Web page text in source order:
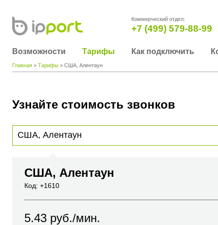
Коммерческий отдел:
+7 (499) 579-88-99
Возможности Тарифы Как подключить
Главная > Тарифы > США, Алентаун
Узнайте стоимость звонков
США, Алентаун
Код: +1610
5.43 руб./мин.